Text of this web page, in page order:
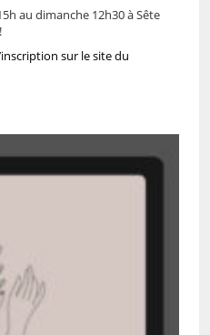
au dimanche 12h30 à Sête
sur le site du